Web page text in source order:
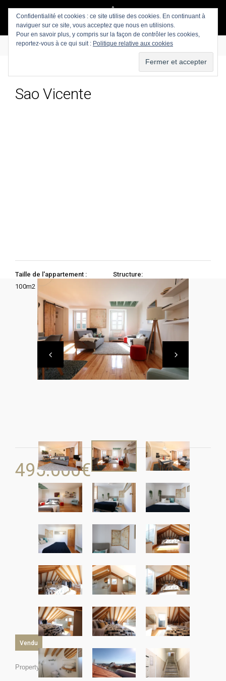
Sao Vicente
Taille de l'appartement :
100m2
Structure:
495.000€
Vendu
Property ID:
Confidentialité et cookies : ce site utilise des cookies. En continuant à
naviguer sur ce site, vous acceptez que nous en utilisions.
Pour en savoir plus, y compris sur la façon de contrôler les cookies,
reportez-vous à ce qui suit : Politique relative aux cookies